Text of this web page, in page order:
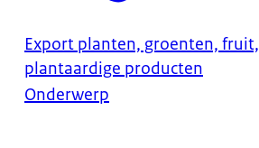
Export planten, groenten, fruit,
plantaardige producten
Onderwerp